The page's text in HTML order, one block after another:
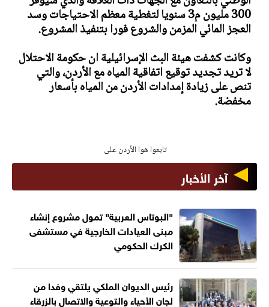
300 مليون م3 سنويا لتغطية معظم الاحتياجات وسد
العجز المائي المزمن والشروع فورا بتنفيذ المشروع.
وكانت كشفت هيئة البث الإسرائيلية ان حكومة الاحتلال
لا تريد تجديد توقيع اتفاقية المياه مع الأردن، والتي
تنص على زيادة إمدادات الأردن من المياه بأسعار
مخفضة.
تابعوا هوا الأردن على
آخر الأخبار
"البوتاس العربية" تمول مشروع إنشاء
مبنى العيادات الخارجية في مستشفى
الكرك الحكومي
رئيس الديوان الملكي يلتقي وفدا من
لجان الأحياء والتوعية والاتصال بالزرقاء